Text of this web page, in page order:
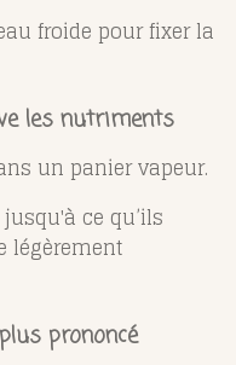
froide pour fixer la
les nutriments
un panier vapeur.
jusqu'à ce qu’ils
légèrement
prononcé